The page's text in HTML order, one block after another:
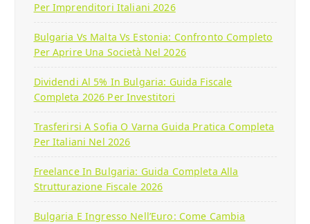
Per Imprenditori Italiani 2026
Bulgaria Vs Malta Vs Estonia: Confronto Completo
Per Aprire Una Società Nel 2026
Dividendi Al 5% In Bulgaria: Guida Fiscale
Completa 2026 Per Investitori
Trasferirsi A Sofia O Varna Guida Pratica Completa
Per Italiani Nel 2026
Freelance In Bulgaria: Guida Completa Alla
Strutturazione Fiscale 2026
Bulgaria E Ingresso Nell’Euro: Come Cambia